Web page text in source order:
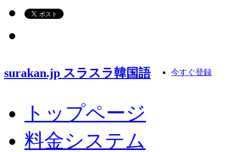
surakan.jp スラスラ韓国語 今すぐ登録
トップページ
料金システム